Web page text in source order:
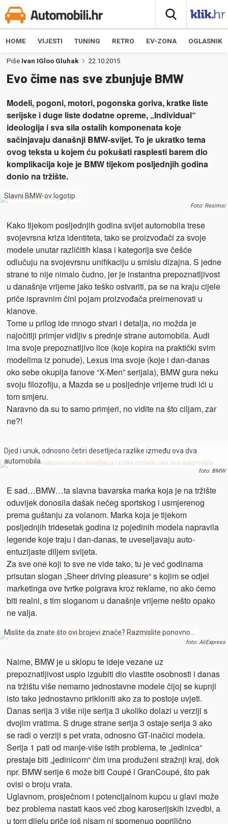
HOME VIJESTI TUNING RETRO EV-ZONA OGLASNIK
Piše Ivan IGloo Gluhak 22.10.2015
Evo čime nas sve zbunjuje BMW
Modeli, pogoni, motori, pogonska goriva, kratke liste
serijske i duge liste dodatne opreme, „Individual“
ideologija i sva sila ostalih komponenata koje
sačinjavaju današnji BMW-svijet. To je ukratko tema
ovog teksta u kojem ću pokušati rasplesti barem dio
komplikacija koje je BMW tijekom posljednjih godina
donio na tržište.
Slavni BMW-ov logotip.
Foto: Resimsi
Kako tijekom posljednjih godina svijet automobila trese
svojevrsna kriza identiteta, tako se proizvođači za svoje
modele unutar različitih klasa i kategorija sve češće
odlučuju na svojevrsnu unifikaciju u smislu dizajna. S jedne
strane to nije nimalo čudno, jer je instantna prepoznatljivost
u današnje vrijeme jako teško ostvariti, pa se na kraju cijele
priče ispravnim čini pojam proizvođača preimenovati u
klanove.
Tome u prilog ide mnogo stvari i detalja, no možda je
najočitiji primjer vidljiv s prednje strane automobila. Audi
ima svoje prepoznatljivo lice (koje kopira na praktički svim
modelima iz ponude), Lexus ima svoje (koje i dan-danas
oko sebe okuplja fanove “X-Men” serijala), BMW gura neku
svoju filozofiju, a Mazda se u posljednje vrijeme trudi ići u
tom smjeru.
Naravno da su to samo primjeri, no vidite na što ciljam, zar
ne?!
Djed i unuk, odnosno četiri desetljeća razlike između ova dva
automobila.
foto: BMW
E sad…BMW…ta slavna bavarska marka koja je na tržište
oduvijek donosila dašak nečeg sportskog i usmjerenog
prema guštanju za volanom. Marka koja je tijekom
posljednjih tridesetak godina iz pojedinih modela napravila
legende koje traju i dan-danas, te uveseljavaju auto-
entuzijaste diljem svijeta.
Za sve one koji to sve ne vide tako, tu je već godinama
prisutan slogan „Sheer driving pleasure“ s kojim se odjel
marketinga ove tvrtke poigrava kroz reklame, no ako ćemo
biti realni, s tim sloganom u današnje vrijeme nešto opako
ne valja.
Mislite da znate što ovi brojevi znače? Razmislite ponovno…
foto: AliExpress
Naime, BMW je u sklopu te ideje vezane uz
prepoznatljivost uspio izgubiti dio vlastite osobnosti i danas
na tržištu više nemamo jednostavne modele čijoj se kupnji
isto tako jednostavno prikloniti ako za to postoje uvjeti.
Danas serija 3 više nije serija 3 ukoliko dolazi u verziji s
dvojim vratima. S druge strane serija 3 ostaje serija 3 ako
se radi o verziji s pet vrata, odnosno GT-inačici modela.
Serija 1 pati od manje-više istih problema, te „jedinica“
prestaje biti „jedinicom“ čim ima produženi stražnji kraj, dok
npr. BMW serije 6 može biti Coupé i GranCoupé, što pak
ovisi o broju vrata.
Uglavnom, prosječnom i potencijalnom kupcu u glavi može
bez problema nastati kaos već zbog karoserijskih izvedbi, a
u tom dijelu priče još nisam ni spomenuo poprilično